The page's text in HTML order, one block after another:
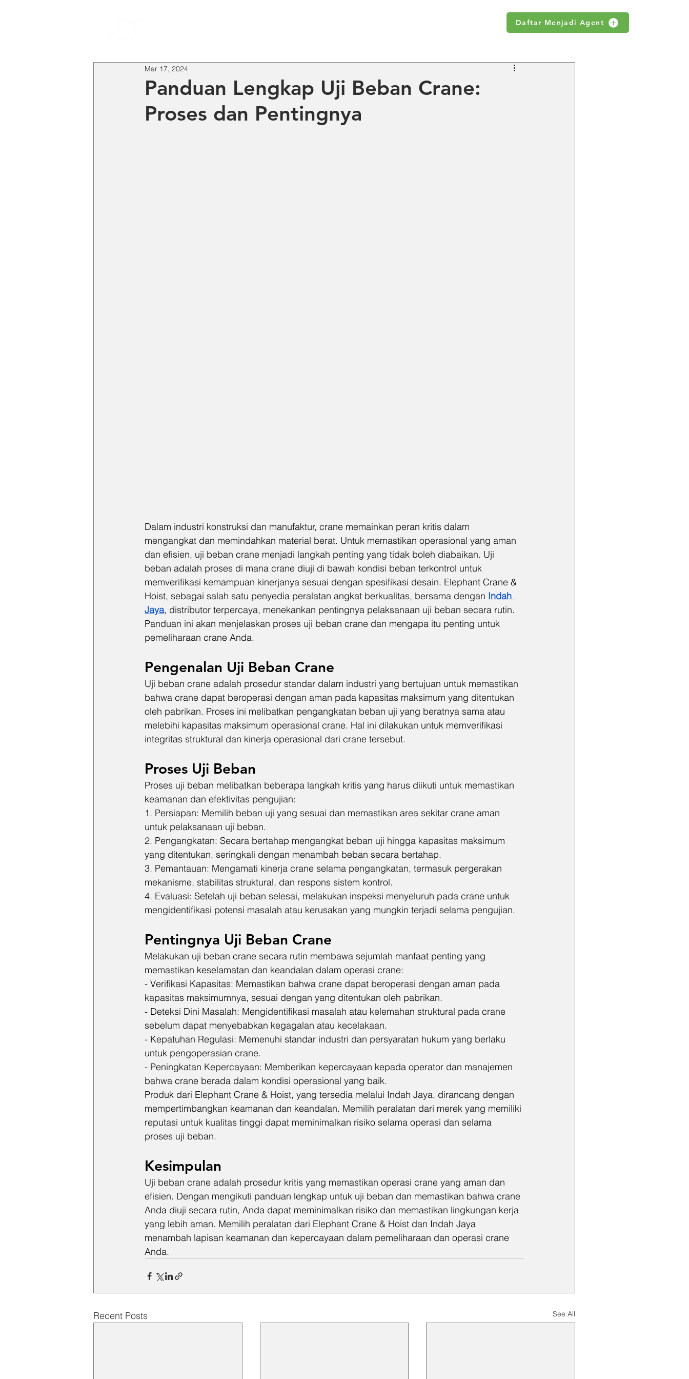
Daftar Menjadi Agent
Panduan Lengkap Uji Beban Crane:
Proses dan Pentingnya
Mar 17, 2024
Dalam industri konstruksi dan manufaktur, crane memainkan peran kritis dalam
mengangkat dan memindahkan material berat. Untuk memastikan operasional yang aman
dan efisien, uji beban crane menjadi langkah penting yang tidak boleh diabaikan. Uji
beban adalah proses di mana crane diuji di bawah kondisi beban terkontrol untuk
memverifikasi kemampuan kinerjanya sesuai dengan spesifikasi desain. Elephant Crane &
Hoist, sebagai salah satu penyedia peralatan angkat berkualitas, bersama dengan Indah
Jaya, distributor terpercaya, menekankan pentingnya pelaksanaan uji beban secara rutin.
Panduan ini akan menjelaskan proses uji beban crane dan mengapa itu penting untuk
pemeliharaan crane Anda.
Pengenalan Uji Beban Crane
Uji beban crane adalah prosedur standar dalam industri yang bertujuan untuk memastikan
bahwa crane dapat beroperasi dengan aman pada kapasitas maksimum yang ditentukan
oleh pabrikan. Proses ini melibatkan pengangkatan beban uji yang beratnya sama atau
melebihi kapasitas maksimum operasional crane. Hal ini dilakukan untuk memverifikasi
integritas struktural dan kinerja operasional dari crane tersebut.
Proses Uji Beban
Proses uji beban melibatkan beberapa langkah kritis yang harus diikuti untuk memastikan
keamanan dan efektivitas pengujian:
1. Persiapan: Memilih beban uji yang sesuai dan memastikan area sekitar crane aman
untuk pelaksanaan uji beban.
2. Pengangkatan: Secara bertahap mengangkat beban uji hingga kapasitas maksimum
yang ditentukan, seringkali dengan menambah beban secara bertahap.
3. Pemantauan: Mengamati kinerja crane selama pengangkatan, termasuk pergerakan
mekanisme, stabilitas struktural, dan respons sistem kontrol.
4. Evaluasi: Setelah uji beban selesai, melakukan inspeksi menyeluruh pada crane untuk
mengidentifikasi potensi masalah atau kerusakan yang mungkin terjadi selama pengujian.
Pentingnya Uji Beban Crane
Melakukan uji beban crane secara rutin membawa sejumlah manfaat penting yang
memastikan keselamatan dan keandalan dalam operasi crane:
- Verifikasi Kapasitas: Memastikan bahwa crane dapat beroperasi dengan aman pada
kapasitas maksimumnya, sesuai dengan yang ditentukan oleh pabrikan.
- Deteksi Dini Masalah: Mengidentifikasi masalah atau kelemahan struktural pada crane
sebelum dapat menyebabkan kegagalan atau kecelakaan.
- Kepatuhan Regulasi: Memenuhi standar industri dan persyaratan hukum yang berlaku
untuk pengoperasian crane.
- Peningkatan Kepercayaan: Memberikan kepercayaan kepada operator dan manajemen
bahwa crane berada dalam kondisi operasional yang baik.
Produk dari Elephant Crane & Hoist, yang tersedia melalui Indah Jaya, dirancang dengan
mempertimbangkan keamanan dan keandalan. Memilih peralatan dari merek yang memiliki
reputasi untuk kualitas tinggi dapat meminimalkan risiko selama operasi dan selama
proses uji beban.
Kesimpulan
Uji beban crane adalah prosedur kritis yang memastikan operasi crane yang aman dan
efisien. Dengan mengikuti panduan lengkap untuk uji beban dan memastikan bahwa crane
Anda diuji secara rutin, Anda dapat meminimalkan risiko dan memastikan lingkungan kerja
yang lebih aman. Memilih peralatan dari Elephant Crane & Hoist dan Indah Jaya
menambah lapisan keamanan dan kepercayaan dalam pemeliharaan dan operasi crane
Anda.
Recent Posts See All